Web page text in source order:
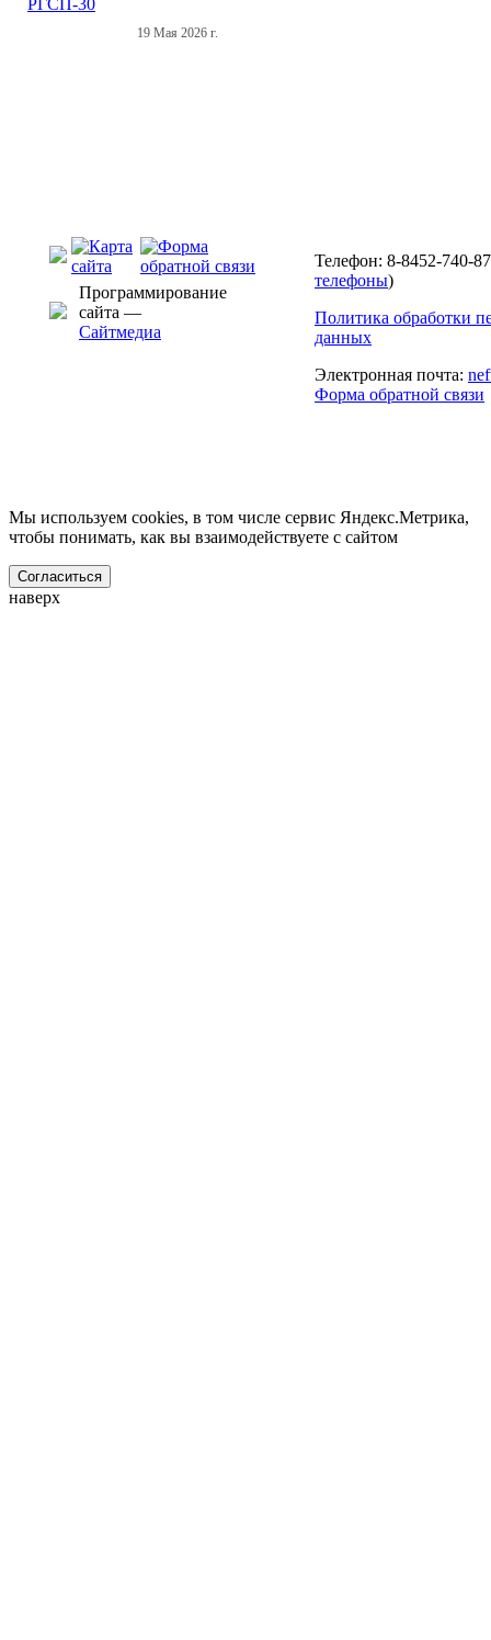
19 Мая 2026 г.
Программирование
сайта —
Сайтмедиа
Телефон: 8-8452-740-
телефоны)
Политика обработки
данных
Электронная почта:
Форма обратной связи
Мы используем cookies, в том числе сервис Яндекс.Метрика,
чтобы понимать, как вы взаимодействуете с сайтом
Согласиться
наверх